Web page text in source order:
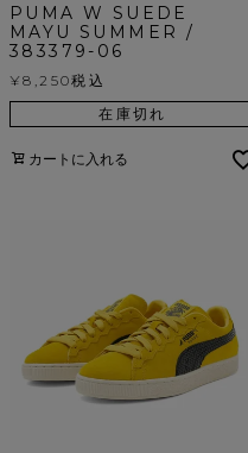
PUMA W SUEDE
MAYU SUMMER /
383379-06
¥8,250税込
在庫切れ
カートに入れる